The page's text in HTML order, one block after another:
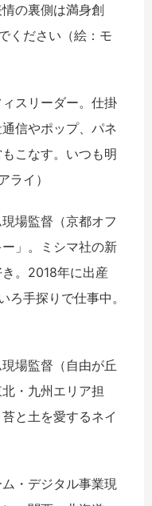
の裏側は満身創
ください（絵：モ
スリーダー。仕掛
信やポップ、パネ
こなす。いつも明
ライ）
場監督（京都オフ
」。ミシマ社の新
。2018年に出産
ろ手探りで仕事中。
場監督（自由が丘
・九州エリア担
と土を愛するネイ
・デジタル事業現